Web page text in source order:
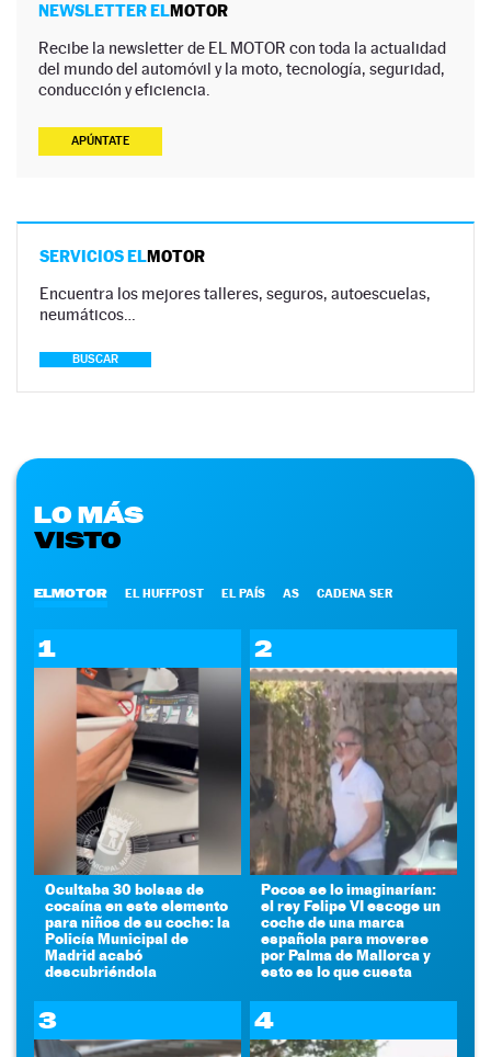
NEWSLETTER ELMOTOR
Recibe la newsletter de EL MOTOR con toda la actualidad
del mundo del automóvil y la moto, tecnología, seguridad,
conducción y eficiencia.
APÚNTATE
SERVICIOS ELMOTOR
Encuentra los mejores talleres, seguros, autoescuelas,
neumáticos…
BUSCAR
LO MÁS
VISTO
ELMOTOR EL HUFFPOST EL PAÍS AS CADENA SER
1
Ocultaba 30 bolsas de
cocaína en este elemento
para niños de su coche: la
Policía Municipal de
Madrid acabó
descubriéndola
2
Pocos se lo imaginarían:
el rey Felipe VI escoge un
coche de una marca
española para moverse
por Palma de Mallorca y
esto es lo que cuesta
3 4